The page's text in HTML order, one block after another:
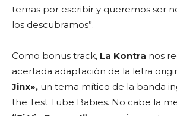
temas por escribir y queremos ser
los descubramos”.
Como bonus track, La Kontra nos
acertada adaptación de la letra
Jinx», un tema mítico de la banda
the Test Tube Babies. No cabe la